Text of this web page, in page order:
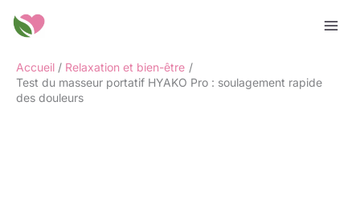
Accueil
Relaxation et bien-être
Test du masseur portatif HYAKO Pro : soulagement rapide
des douleurs